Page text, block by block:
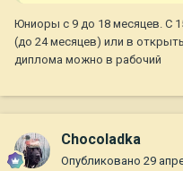
Юниоры с 9 до 18 месяцев. С
(до 24 месяцев) или в
диплома можно в рабочий
Chocoladka
Опубликовано 29